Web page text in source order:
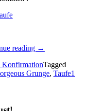
reading „Eine
für
die
→
KonfirmationTagged
Grunge, Taufe1